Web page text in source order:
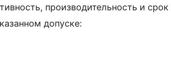
производительность и срок
допуске:
железа и нерастворенного);